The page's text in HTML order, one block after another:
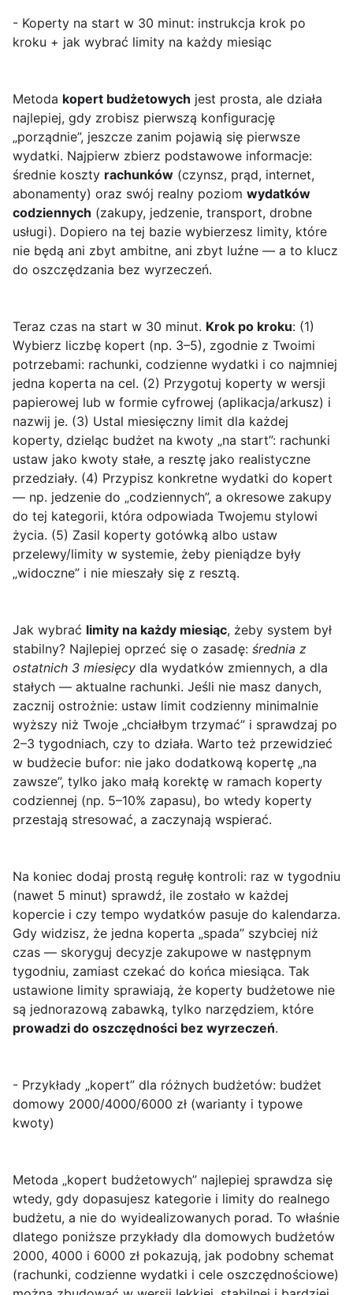
- Koperty na start w 30 minut: instrukcja krok po
kroku + jak wybrać limity na każdy miesiąc
Metoda kopert budżetowych jest prosta, ale działa
najlepiej, gdy zrobisz pierwszą konfigurację
„porządnie”, jeszcze zanim pojawią się pierwsze
wydatki. Najpierw zbierz podstawowe informacje:
średnie koszty rachunków (czynsz, prąd, internet,
abonamenty) oraz swój realny poziom wydatków
codziennych (zakupy, jedzenie, transport, drobne
usługi). Dopiero na tej bazie wybierzesz limity, które
nie będą ani zbyt ambitne, ani zbyt luźne — a to klucz
do oszczędzania bez wyrzeczeń.
Teraz czas na start w 30 minut. Krok po kroku: (1)
Wybierz liczbę kopert (np. 3–5), zgodnie z Twoimi
potrzebami: rachunki, codzienne wydatki i co najmniej
jedna koperta na cel. (2) Przygotuj koperty w wersji
papierowej lub w formie cyfrowej (aplikacja/arkusz) i
nazwij je. (3) Ustal miesięczny limit dla każdej
koperty, dzieląc budżet na kwoty „na start”: rachunki
ustaw jako kwoty stałe, a resztę jako realistyczne
przedziały. (4) Przypisz konkretne wydatki do kopert
— np. jedzenie do „codziennych”, a okresowe zakupy
do tej kategorii, która odpowiada Twojemu stylowi
życia. (5) Zasil koperty gotówką albo ustaw
przelewy/limity w systemie, żeby pieniądze były
„widoczne” i nie mieszały się z resztą.
Jak wybrać limity na każdy miesiąc, żeby system był
stabilny? Najlepiej oprzeć się o zasadę: średnia z
ostatnich 3 miesięcy dla wydatków zmiennych, a dla
stałych — aktualne rachunki. Jeśli nie masz danych,
zacznij ostrożnie: ustaw limit codzienny minimalnie
wyższy niż Twoje „chciałbym trzymać” i sprawdzaj po
2–3 tygodniach, czy to działa. Warto też przewidzieć
w budżecie bufor: nie jako dodatkową kopertę „na
zawsze”, tylko jako małą korektę w ramach koperty
codziennej (np. 5–10% zapasu), bo wtedy koperty
przestają stresować, a zaczynają wspierać.
Na koniec dodaj prostą regułę kontroli: raz w tygodniu
(nawet 5 minut) sprawdź, ile zostało w każdej
kopercie i czy tempo wydatków pasuje do kalendarza.
Gdy widzisz, że jedna koperta „spada” szybciej niż
czas — skoryguj decyzje zakupowe w następnym
tygodniu, zamiast czekać do końca miesiąca. Tak
ustawione limity sprawiają, że koperty budżetowe nie
są jednorazową zabawką, tylko narzędziem, które
prowadzi do oszczędności bez wyrzeczeń.
- Przykłady „kopert” dla różnych budżetów: budżet
domowy 2000/4000/6000 zł (warianty i typowe
kwoty)
Metoda „kopert budżetowych” najlepiej sprawdza się
wtedy, gdy dopasujesz kategorie i limity do realnego
budżetu, a nie do wyidealizowanych porad. To właśnie
dlatego poniższe przykłady dla domowych budżetów
2000, 4000 i 6000 zł pokazują, jak podobny schemat
(rachunki, codzienne wydatki i cele oszczędnościowe)